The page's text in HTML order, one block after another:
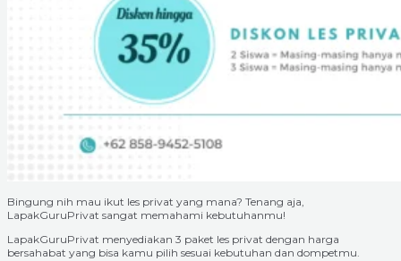
Bingung nih mau ikut les privat yang mana? Tenang aja,
LapakGuruPrivat sangat memahami kebutuhanmu!
LapakGuruPrivat menyediakan 3 paket les privat dengan harga
bersahabat yang bisa kamu pilih sesuai kebutuhan dan dompetmu.